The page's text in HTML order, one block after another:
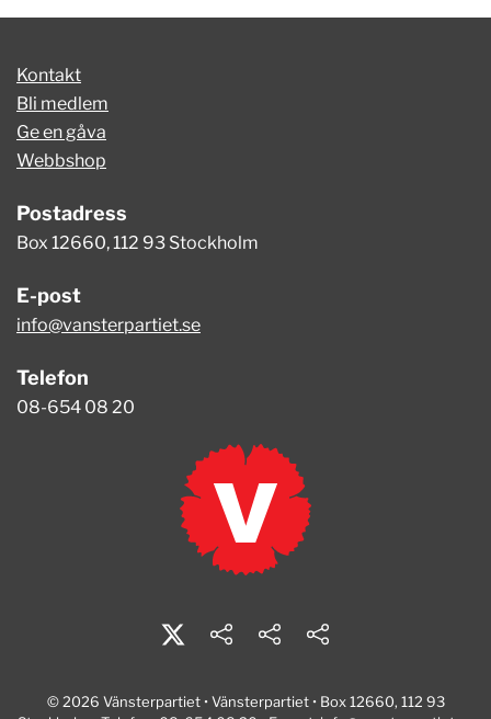
Kontakt
Bli medlem
Ge en gåva
Webbshop
Postadress
Box 12660, 112 93 Stockholm
E-post
info@vansterpartiet.se
Telefon
08-654 08 20
© 2026 Vänsterpartiet • Vänsterpartiet • Box 12660, 112 93